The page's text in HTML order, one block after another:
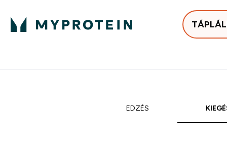
EDZÉS